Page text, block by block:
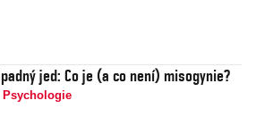
jed: Co je (a co není) misogynie?
Psychologie